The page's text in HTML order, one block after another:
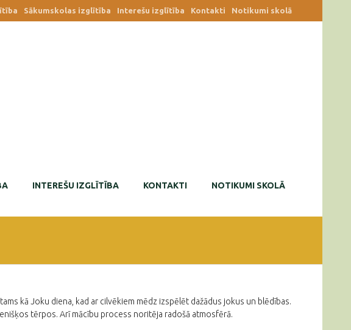
Sākumskolas izglītība Interešu izglītība Kontakti Notikumi skolā
INTEREŠU IZGLĪTĪBA KONTAKTI NOTIKUMI SKOLĀ
kā Joku diena, kad ar cilvēkiem mēdz izspēlēt dažādus jokus un blēdības.
tērpos. Arī mācību process noritēja radošā atmosfērā.